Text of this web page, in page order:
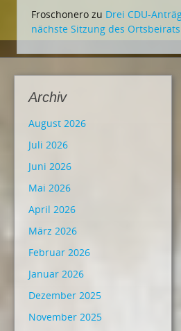
Froschonero zu Drei CDU-
nächste Sitzung des
Archiv
August 2026
Juli 2026
Juni 2026
Mai 2026
April 2026
März 2026
Februar 2026
Januar 2026
Dezember 2025
November 2025